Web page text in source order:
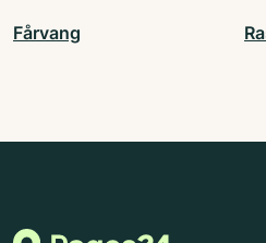
Fårvang